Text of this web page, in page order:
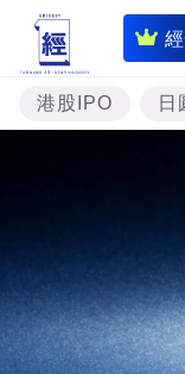
即
時
財
經
資
樓
市
港股IPO 日